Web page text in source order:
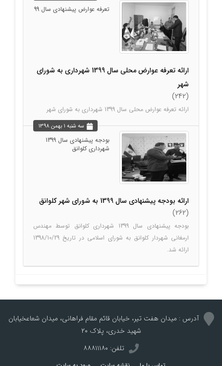
تعرفه عوارض پیشنهادی سال 99
ارائه تعرفه عوارض محلی سال 1399 شهرداری به شورای
شهر
(242)
ارائه تعرفه عوارض محلی سال 1399 شهرداری به شورای شهر
بودجه پیشنهادی سال 1399
شهرداری کلوانق
ارائه بودجه پیشنهادی سال 1399 به شورای شهر کلوانق
(262)
بودجه پیشنهادی سال 1399 شهرداری کلوانق توسط مهندس
ارمغانی شهردار کلوانق به شورای اسلامی در تاریخ 1398/10/29
ارائه شد.
سه شنبه 1 بهمن 1398
آدرس : میدان هفت تیر، خيابان قائم مقام فراهاني، میدان شعاعخيابان
شهيد خدری، پلاك 20
تلفن: ۸۸۸۱۱۱۸۰